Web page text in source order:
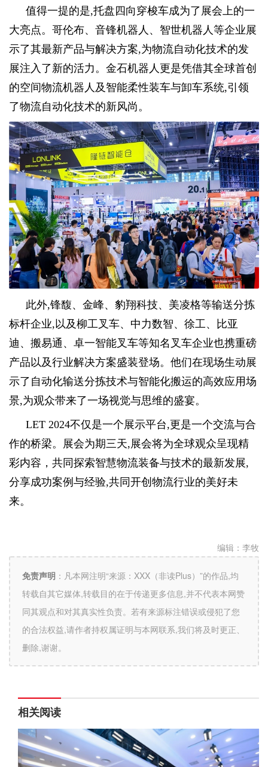
值得一提的是,托盘四向穿梭车成为了展会上的一
大亮点。哥伦布、音锋机器人、智世机器人等企业展
示了其最新产品与解决方案,为物流自动化技术的发
展注入了新的活力。金石机器人更是凭借其全球首创
的空间物流机器人及智能柔性装车与卸车系统,引领
了物流自动化技术的新风尚。
此外,锋馥、金峰、豹翔科技、美凌格等输送分拣
标杆企业,以及柳工叉车、中力数智、徐工、比亚
迪、搬易通、卓一智能叉车等知名叉车企业也携重磅
产品以及行业解决方案盛装登场。他们在现场生动展
示了自动化输送分拣技术与智能化搬运的高效应用场
景,为观众带来了一场视觉与思维的盛宴。
LET 2024不仅是一个展示平台,更是一个交流与合
作的桥梁。展会为期三天,展会将为全球观众呈现精
彩内容，共同探索智慧物流装备与技术的最新发展,
分享成功案例与经验,共同开创物流行业的美好未
来。
编辑： 李牧
免责声明 ： 凡本网注明“来源：XXX（非读Plus）”的作品,均
转载自其它媒体,转载目的在于传递更多信息,并不代表本网赞
同其观点和对其真实性负责。若有来源标注错误或侵犯了您
的合法权益,请作者持权属证明与本网联系,我们将及时更正、
删除,谢谢。
相关阅读